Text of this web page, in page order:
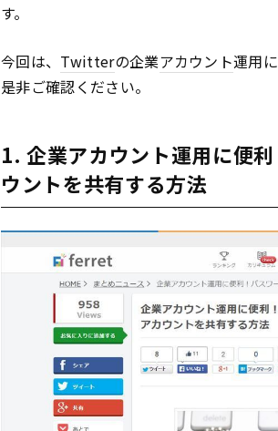
す。
今回は、 Twitterの企業アカウント運用
是非ご確認ください。
1. 企業アカウント運用に便
ウントを共有する方法